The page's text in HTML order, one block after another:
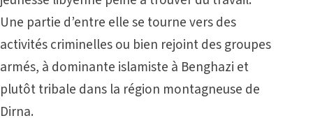
Une partie d’entre elle se tourne vers des
activités criminelles ou bien rejoint des groupes
armés, à dominante islamiste à Benghazi et
plutôt tribale dans la région montagneuse de
Dirna.